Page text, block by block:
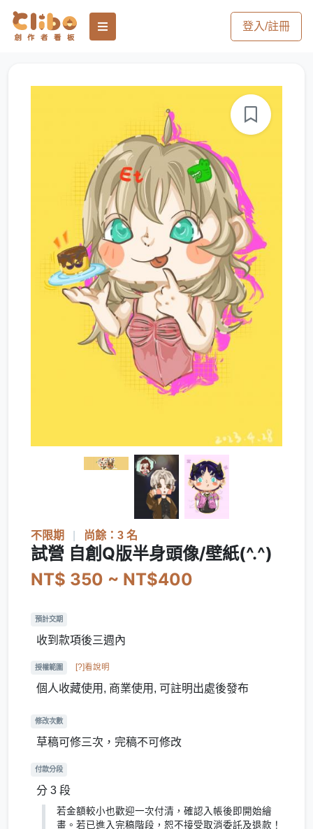
登入/註冊
不限期 尚餘：3 名
試營 自創Q版半身頭像/壁紙(^.^)
NT$ 350 ~ NT$400
預計交期
收到款項後三週內
授權範圍 [?]看說明
個人收藏使用, 商業使用, 可註明出處後發布
修改次數
草稿可修三次，完稿不可修改
付款分段
分 3 段
若金額較小也歡迎一次付清，確認入帳後即開始繪
畫。若已進入完稿階段，恕不接受取消委託及退款！